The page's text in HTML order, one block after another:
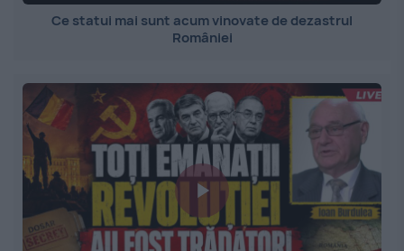
Ce statui mai sunt acum vinovate de dezastrul
României